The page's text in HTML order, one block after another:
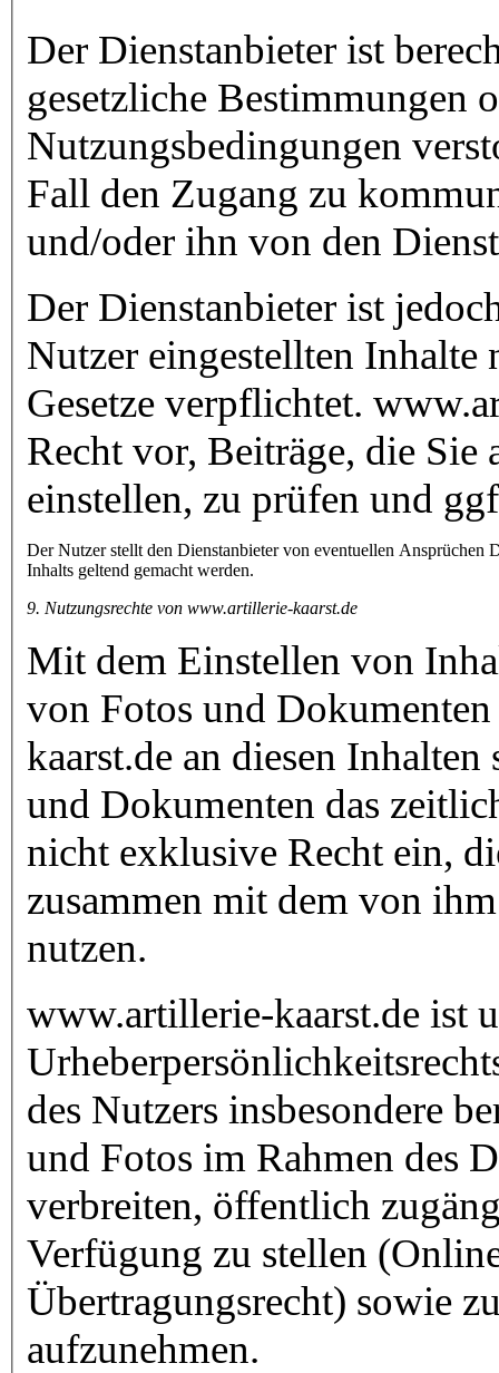
Der Dienstanbieter ist
gesetzliche Bestimmungen
Nutzungsbedingungen
Fall den Zugang zu
und/oder ihn von den
Der Dienstanbieter ist
Nutzer eingestellten Inhalte
Gesetze verpflichtet.
Recht vor, Beiträge, die
einstellen, zu prüfen und
Der Nutzer stellt den Dienstanbieter von eventuellen Ansprüchen
Inhalts geltend gemacht werden.
9. Nutzungsrechte von www.artillerie-kaarst.de
Mit dem Einstellen von
von Fotos und
kaarst.de an diesen
und Dokumenten das
nicht exklusive Recht ein,
zusammen mit dem von
nutzen.
www.artillerie-kaarst.de ist
des Nutzers insbesondere
und Fotos im Rahmen des
verbreiten, öffentlich
Verfügung zu stellen
Übertragungsrecht) sowie
aufzunehmen.